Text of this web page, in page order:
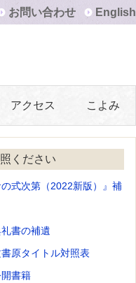
お問い合わせ English
アクセス こよみ
ください
の式次第（2022新版）』補
礼書の補遺
原タイトル対照表
書籍